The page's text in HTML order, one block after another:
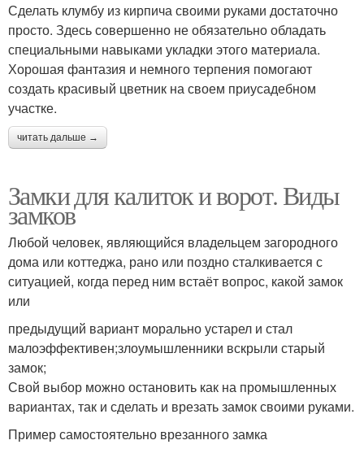
Сделать клумбу из кирпича своими руками достаточно
просто. Здесь совершенно не обязательно обладать
специальными навыками укладки этого материала.
Хорошая фантазия и немного терпения помогают
создать красивый цветник на своем приусадебном
участке.
читать дальше →
Замки для калиток и ворот. Виды
замков
Любой человек, являющийся владельцем загородного
дома или коттеджа, рано или поздно сталкивается с
ситуацией, когда перед ним встаёт вопрос, какой замок
или
предыдущий вариант морально устарел и стал
малоэффективен;злоумышленники вскрыли старый
замок;
Свой выбор можно остановить как на промышленных
вариантах, так и сделать и врезать замок своими руками.
Пример самостоятельно врезанного замка